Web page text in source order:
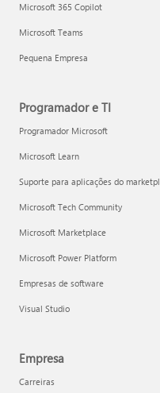
Microsoft 365 Copilot
Microsoft Teams
Pequena Empresa
Programador e TI
Programador Microsoft
Microsoft Learn
Suporte para aplicações do
Microsoft Tech Community
Microsoft Marketplace
Microsoft Power Platform
Empresas de software
Visual Studio
Empresa
Carreiras